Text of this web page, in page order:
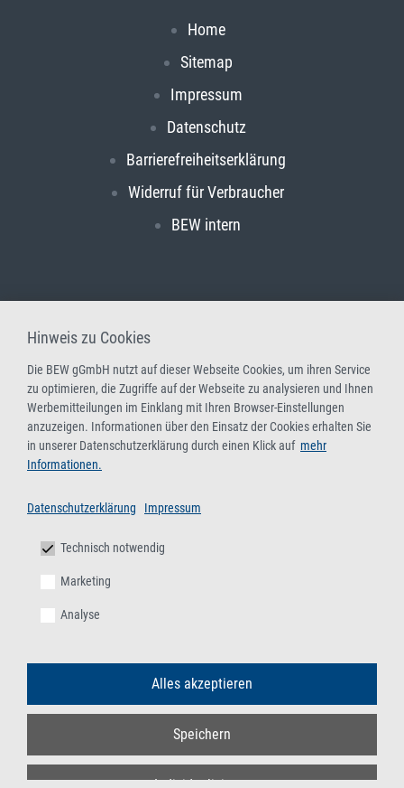
Home
Sitemap
Impressum
Datenschutz
Barrierefreiheitserklärung
Widerruf für Verbraucher
BEW intern
Hinweis zu Cookies
Die BEW gGmbH nutzt auf dieser Webseite Cookies, um ihren Service
zu optimieren, die Zugriffe auf der Webseite zu analysieren und Ihnen
Werbemitteilungen im Einklang mit Ihren Browser-Einstellungen
anzuzeigen. Informationen über den Einsatz der Cookies erhalten Sie
in unserer Datenschutzerklärung durch einen Klick auf mehr
Informationen.
Datenschutzerklärung Impressum
Technisch notwendig
Marketing
Analyse
Alles akzeptieren
Speichern